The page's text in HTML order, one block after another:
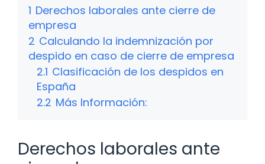
1 Derechos laborales ante cierre de
empresa
2 Calculando la indemnización por
despido en caso de cierre de empresa
2.1 Clasificación de los despidos en
España
2.2 Más Información:
Derechos laborales ante